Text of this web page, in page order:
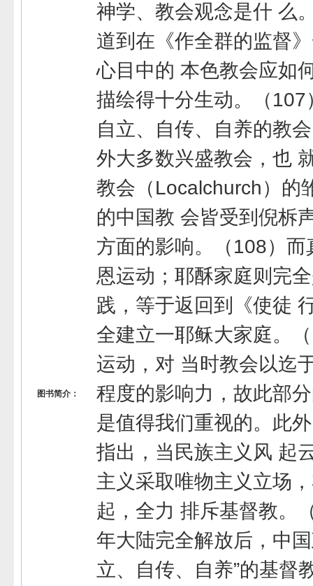
图书简介：
神学、教会观念是什 么
道到在《作全群的监督
心目中的 本色教会应如
描绘得十分生动。（107
自立、自传、自养的教
外大多数兴盛教会，也
教会（Localchurch）的
的中国教 会皆受到倪柝
方面的影响。（108）而
恩运动；耶酥家庭则完
践，等于返回到《使徒
全建立一耶稣大家庭。
运动，对 当时教会以迄
程度的影响力，故此部
是值得我们重视的。此
指出，当民族主义风 起
主义采取唯物主义立场
起，全力 排斥基督教。
年大陆完全解放后，中
立、自传、自养”的基督